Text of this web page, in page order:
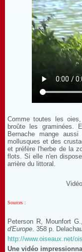
Comme toutes les
broûte les graminées.
Bernache mange
mollusques et des
et préfère l'herbe de la
flots. Si elle n'en
arrière du littoral.
Sources :
Peterson R, Mounfort
d'Europe. 358 p.
http://www.oiseaux.net/
Une vidéo